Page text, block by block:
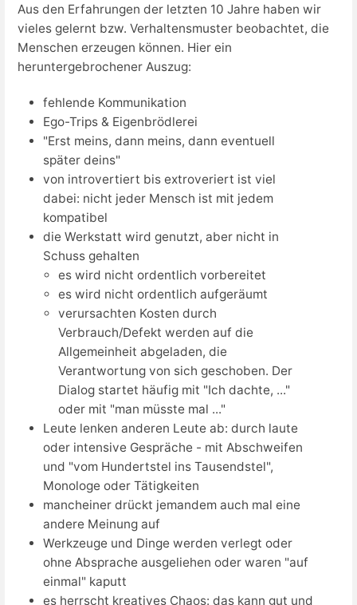
Aus den Erfahrungen der letzten 10 Jahre haben wir
vieles gelernt bzw. Verhaltensmuster beobachtet, die
Menschen erzeugen können. Hier ein
heruntergebrochener Auszug:
fehlende Kommunikation
Ego-Trips & Eigenbrödlerei
"Erst meins, dann meins, dann eventuell
später deins"
von introvertiert bis extroveriert ist viel
dabei: nicht jeder Mensch ist mit jedem
kompatibel
die Werkstatt wird genutzt, aber nicht in
Schuss gehalten
es wird nicht ordentlich vorbereitet
es wird nicht ordentlich aufgeräumt
verursachten Kosten durch
Verbrauch/Defekt werden auf die
Allgemeinheit abgeladen, die
Verantwortung von sich geschoben. Der
Dialog startet häufig mit "Ich dachte, ..."
oder mit "man müsste mal ..."
Leute lenken anderen Leute ab: durch laute
oder intensive Gespräche - mit Abschweifen
und "vom Hundertstel ins Tausendstel",
Monologe oder Tätigkeiten
mancheiner drückt jemandem auch mal eine
andere Meinung auf
Werkzeuge und Dinge werden verlegt oder
ohne Absprache ausgeliehen oder waren "auf
einmal" kaputt
es herrscht kreatives Chaos: das kann gut und